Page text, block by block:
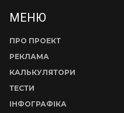
МЕНЮ
ПРО ПРОЕКТ
РЕКЛАМА
КАЛЬКУЛЯТОРИ
ТЕСТИ
ІНФОГРАФІКА